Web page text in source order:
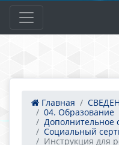
Главная
04. Образование
Дополнительное
Социальный
Инструкция для